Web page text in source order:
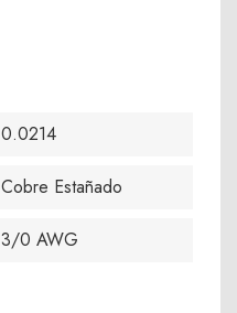
0.0214
Cobre Estañado
3/0 AWG